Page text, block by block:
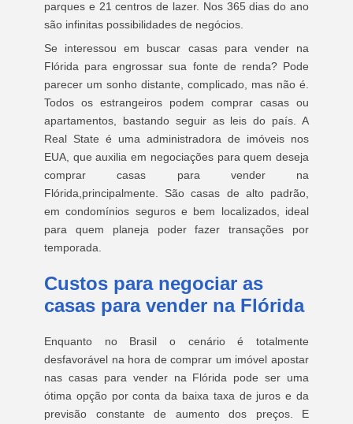
parques e 21 centros de lazer. Nos 365 dias do ano
são infinitas possibilidades de negócios.
Se interessou em buscar casas para vender na
Flórida para engrossar sua fonte de renda? Pode
parecer um sonho distante, complicado, mas não é.
Todos os estrangeiros podem comprar casas ou
apartamentos, bastando seguir as leis do país. A
Real State é uma administradora de imóveis nos
EUA, que auxilia em negociações para quem deseja
comprar casas para vender na
Flórida,principalmente. São casas de alto padrão,
em condomínios seguros e bem localizados, ideal
para quem planeja poder fazer transações por
temporada.
Custos para negociar as
casas para vender na Flórida
Enquanto no Brasil o cenário é totalmente
desfavorável na hora de comprar um imóvel apostar
nas casas para vender na Flórida pode ser uma
ótima opção por conta da baixa taxa de juros e da
previsão constante de aumento dos preços. E